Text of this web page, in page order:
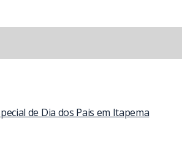
de Dia dos Pais em Itapema